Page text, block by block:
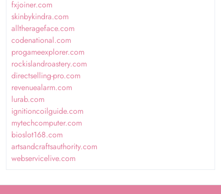
fxjoiner.com
skinbykindra.com
alltherageface.com
codenational.com
progameexplorer.com
rockislandroastery.com
directselling-pro.com
revenuealarm.com
lurab.com
ignitioncoilguide.com
mytechcomputer.com
bioslot168.com
artsandcraftsauthority.com
webservicelive.com